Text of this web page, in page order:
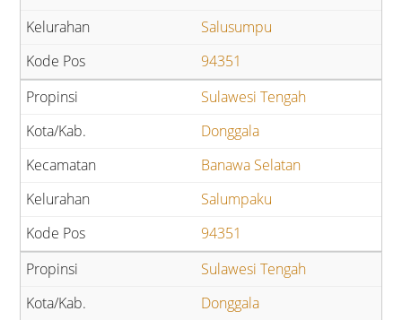
Salusumpu
94351
Sulawesi Tengah
Donggala
Banawa Selatan
Salumpaku
94351
Sulawesi Tengah
Donggala